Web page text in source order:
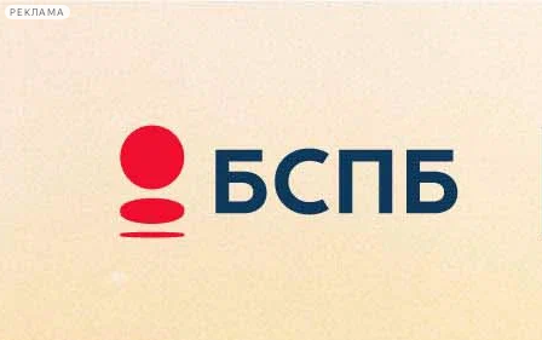
РЕКЛАМА
Сегодня:
2026.08.08
21:12
Афиша Plus